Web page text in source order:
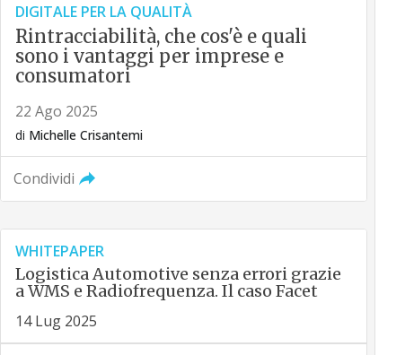
DIGITALE PER LA QUALITÀ
Rintracciabilità, che cos'è e quali
sono i vantaggi per imprese e
consumatori
22 Ago 2025
di Michelle Crisantemi
Condividi
WHITEPAPER
Logistica Automotive senza errori grazie
a WMS e Radiofrequenza. Il caso Facet
14 Lug 2025